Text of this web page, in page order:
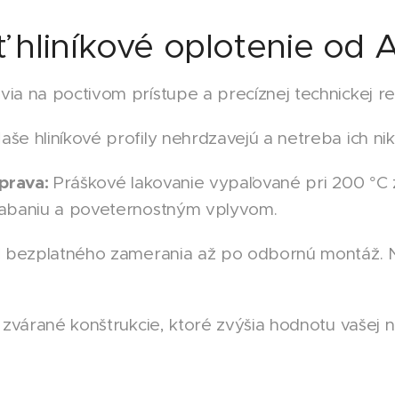
hliníkové oplotenie od
poctivom prístupe a precíznej technickej
hliníkové profily nehrdzavejú a netreba ich
Práškové lakovanie vypaľované pri 200
a poveternostným vplyvom.
bezplatného zamerania až po odbornú montáž.
zvárané konštrukcie, ktoré zvýšia hodnotu